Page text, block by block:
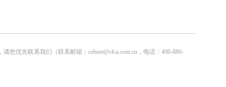
优先联系我们（联系邮箱：cebnet@cfca.com.cn，电话：400-880-